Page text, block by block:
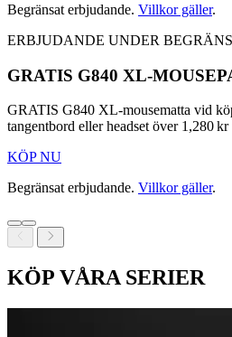
Begränsat erbjudande. Villkor gäller.
ERBJUDANDE UNDER
GRATIS G840 XL-
GRATIS G840 XL-mousematta vid
tangentbord eller headset över 1,280 kr
KÖP NU
Begränsat erbjudande. Villkor gäller.
KÖP VÅRA SERIER